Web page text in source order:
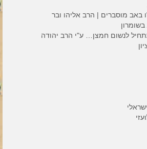
מוסברים | הרב אליהו ובר
לנשום חמצן… ע"י הרב יהודה